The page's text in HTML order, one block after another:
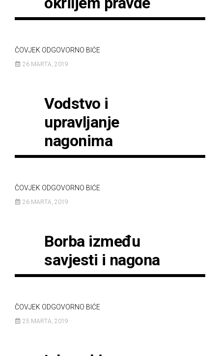
ČOVJEK ODGOVORNO BIĆE
26 MARTA, 2019
Vodstvo i
upravljanje
nagonima
ČOVJEK ODGOVORNO BIĆE
26 MARTA, 2019
Borba između
savjesti i nagona
ČOVJEK ODGOVORNO BIĆE
25 MARTA, 2019